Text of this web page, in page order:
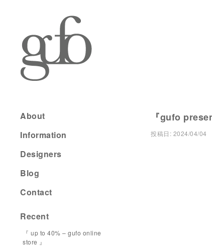
『gufo
投稿日: 2024/04/04
About
Information
Designers
Blog
Contact
Recent
『 up to 40% – gufo online
store 』